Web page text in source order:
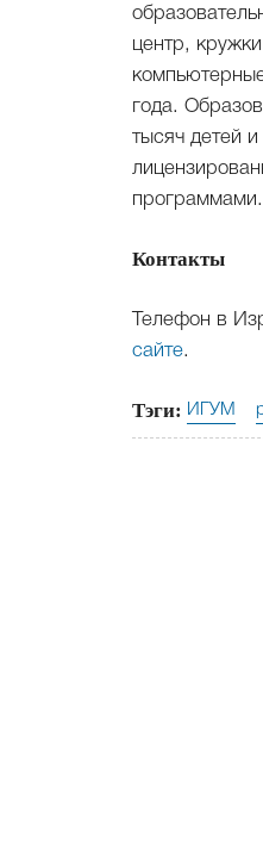
центр,
года.
тысяч детей
Контакты
Телефон в
сайте.
Тэги: ИГУМ